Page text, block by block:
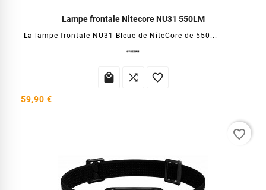
Lampe frontale Nitecore NU31 550LM
La lampe frontale NU31 Bleue de NiteCore de 550...
  
59,90 €
favorite_border